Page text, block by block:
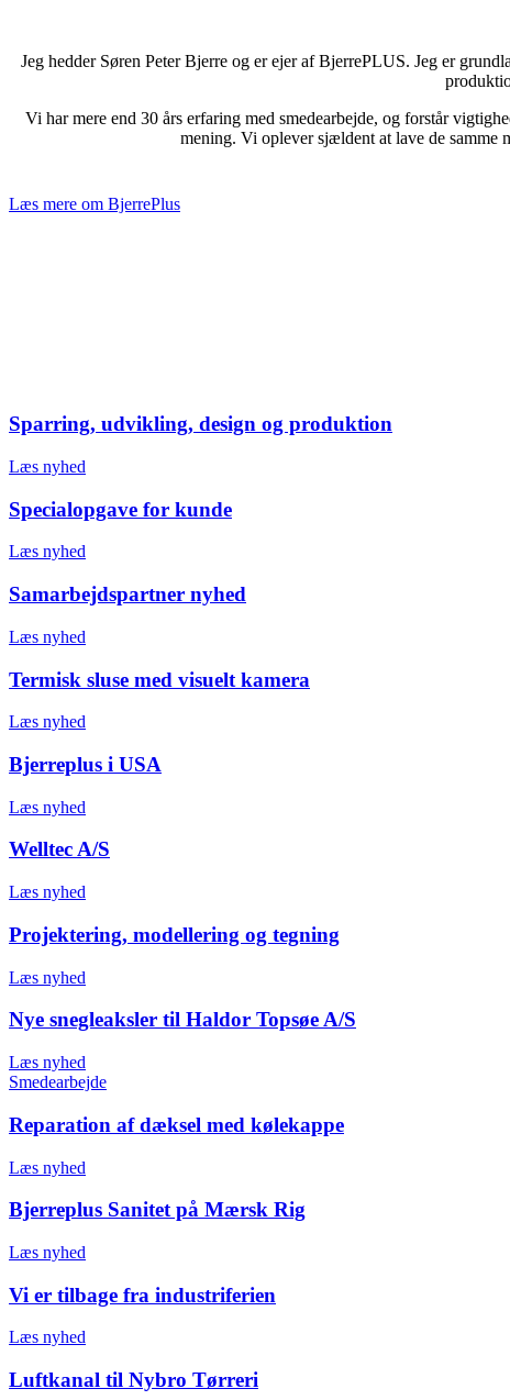
Jeg hedder Søren Peter Bjerre og er ejer af BjerrePLUS. Jeg er
Vi har mere end 30 års erfaring med smedearbejde, og forstår
mening. Vi oplever sjældent at lave de samme
Læs mere om BjerrePlus
Sparring, udvikling, design og produktion
Læs nyhed
Specialopgave for kunde
Læs nyhed
Samarbejdspartner nyhed
Læs nyhed
Termisk sluse med visuelt kamera
Læs nyhed
Bjerreplus i USA
Læs nyhed
Welltec A/S
Læs nyhed
Projektering, modellering og tegning
Læs nyhed
Nye snegleaksler til Haldor Topsøe A/S
Læs nyhed
Smedearbejde
Reparation af dæksel med kølekappe
Læs nyhed
Bjerreplus Sanitet på Mærsk Rig
Læs nyhed
Vi er tilbage fra industriferien
Læs nyhed
Luftkanal til Nybro Tørreri